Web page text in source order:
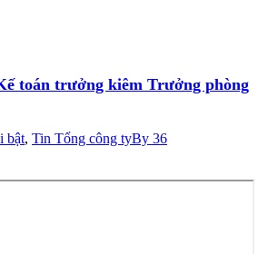
toán trưởng kiêm Trưởng phòng
bật, Tin Tổng công tyBy 36